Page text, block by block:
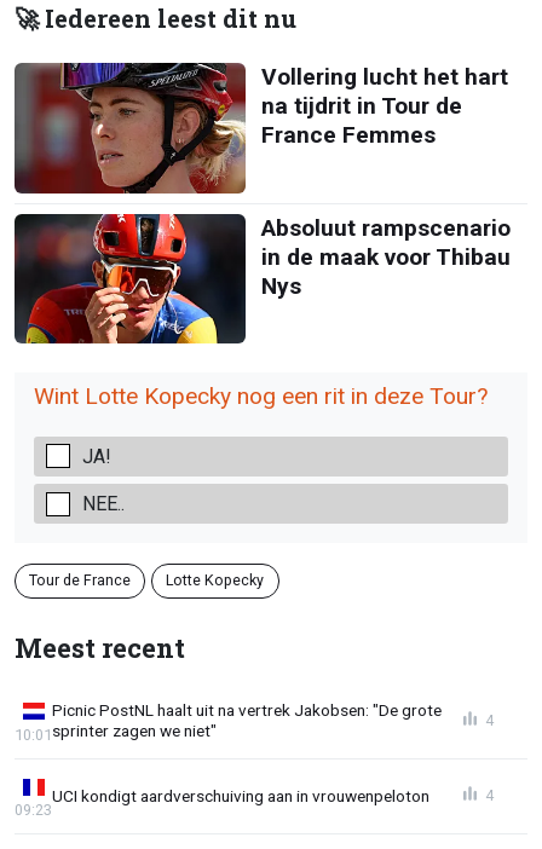
🚀 Iedereen leest dit nu
Vollering lucht het hart
na tijdrit in Tour de
France Femmes
Absoluut rampscenario
in de maak voor Thibau
Nys
Wint Lotte Kopecky nog een rit in deze Tour?
JA!
NEE..
Tour de France Lotte Kopecky
Meest recent
Picnic PostNL haalt uit na vertrek Jakobsen: "De grote
sprinter zagen we niet"
10:01
4
UCI kondigt aardverschuiving aan in vrouwenpeloton
09:23
4